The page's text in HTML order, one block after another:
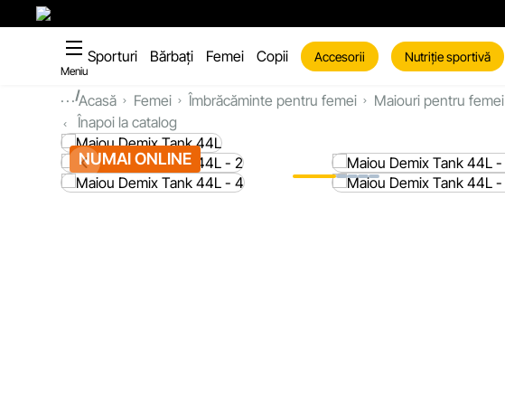
Meniu
Sporturi Bărbați Femei Copii Accesorii Nutriție sportivă
...Acasă Femei Îmbrăcăminte pentru femei Maiouri pentru femei
Înapoi la catalog
NUMAI ONLINE